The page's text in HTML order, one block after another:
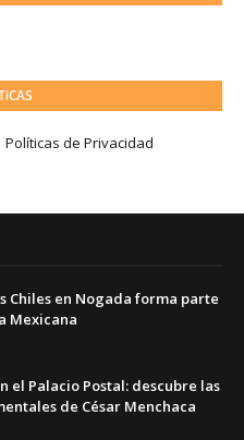
Políticas de Privacidad
Chiles en Nogada forma parte
Mexicana
el Palacio Postal: descubre las
de César Menchaca